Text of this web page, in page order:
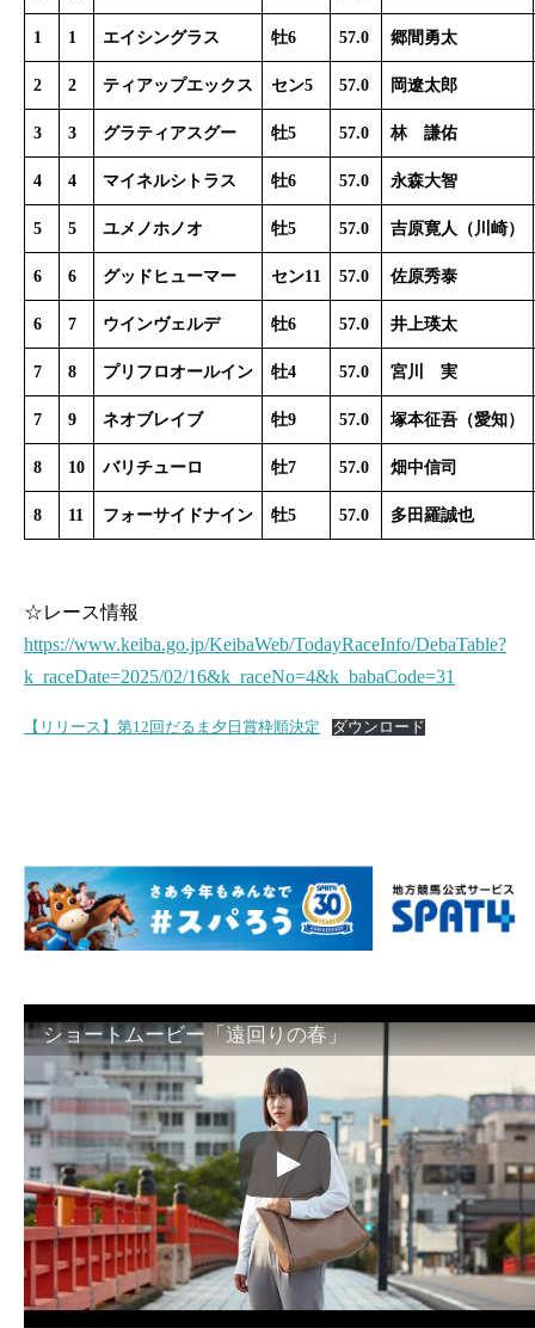
1 1 エイシングラス 牡6 57.0 郷間勇太
2 2 ティアップエックス セン5 57.0 岡遼太郎
3 3 グラティアスグー 牡5 57.0 林 謙佑
4 4 マイネルシトラス 牡6 57.0 永森大智
5 5 ユメノホノオ 牡5 57.0 吉原寛人（川崎）
6 6 グッドヒューマー セン11 57.0 佐原秀泰
6 7 ウインヴェルデ 牡6 57.0 井上瑛太
7 8 プリフロオールイン 牡4 57.0 宮川 実
7 9 ネオブレイブ 牡9 57.0 塚本征吾（愛知）
8 10 バリチューロ 牡7 57.0 畑中信司
8 11 フォーサイドナイン 牡5 57.0 多田羅誠也
☆レース情報
https://www.keiba.go.jp/KeibaWeb/TodayRaceInfo/DebaTable?
k_raceDate=2025/02/16&k_raceNo=4&k_babaCode=31
【リリース】第12回だるま夕日賞枠順決定 ダウンロード
ショートムービー「遠回りの春」